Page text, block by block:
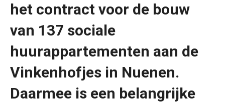
het contract voor de bouw
van 137 sociale
huurappartementen aan de
Vinkenhofjes in Nuenen.
Daarmee is een belangrijke